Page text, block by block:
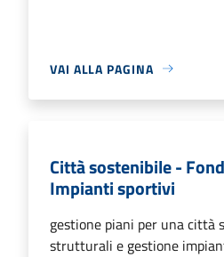
VAI ALLA PAGINA
Città sostenibile -
Impianti sportivi
gestione piani per una città
strutturali e gestione